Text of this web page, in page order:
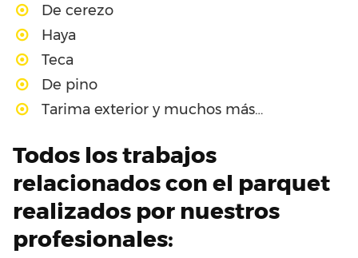
De cerezo
Haya
Teca
De pino
Tarima exterior y muchos más…
Todos los trabajos
relacionados con el parquet
realizados por nuestros
profesionales: